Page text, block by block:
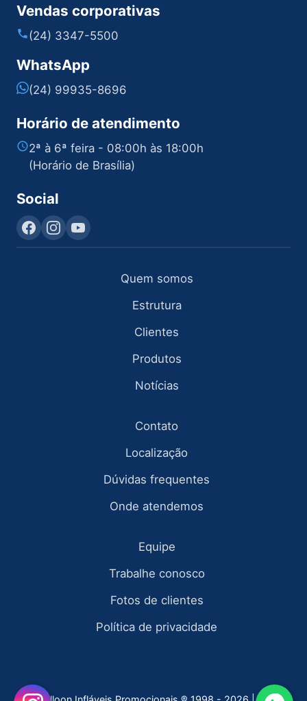
Vendas corporativas
(24) 3347-5500
WhatsApp
(24) 99935-8696
Horário de atendimento
2ª à 6ª feira - 08:00h às 18:00h
(Horário de Brasília)
Social
Quem somos
Estrutura
Clientes
Produtos
Notícias
Contato
Localização
Dúvidas frequentes
Onde atendemos
Equipe
Trabalhe conosco
Fotos de clientes
Política de privacidade